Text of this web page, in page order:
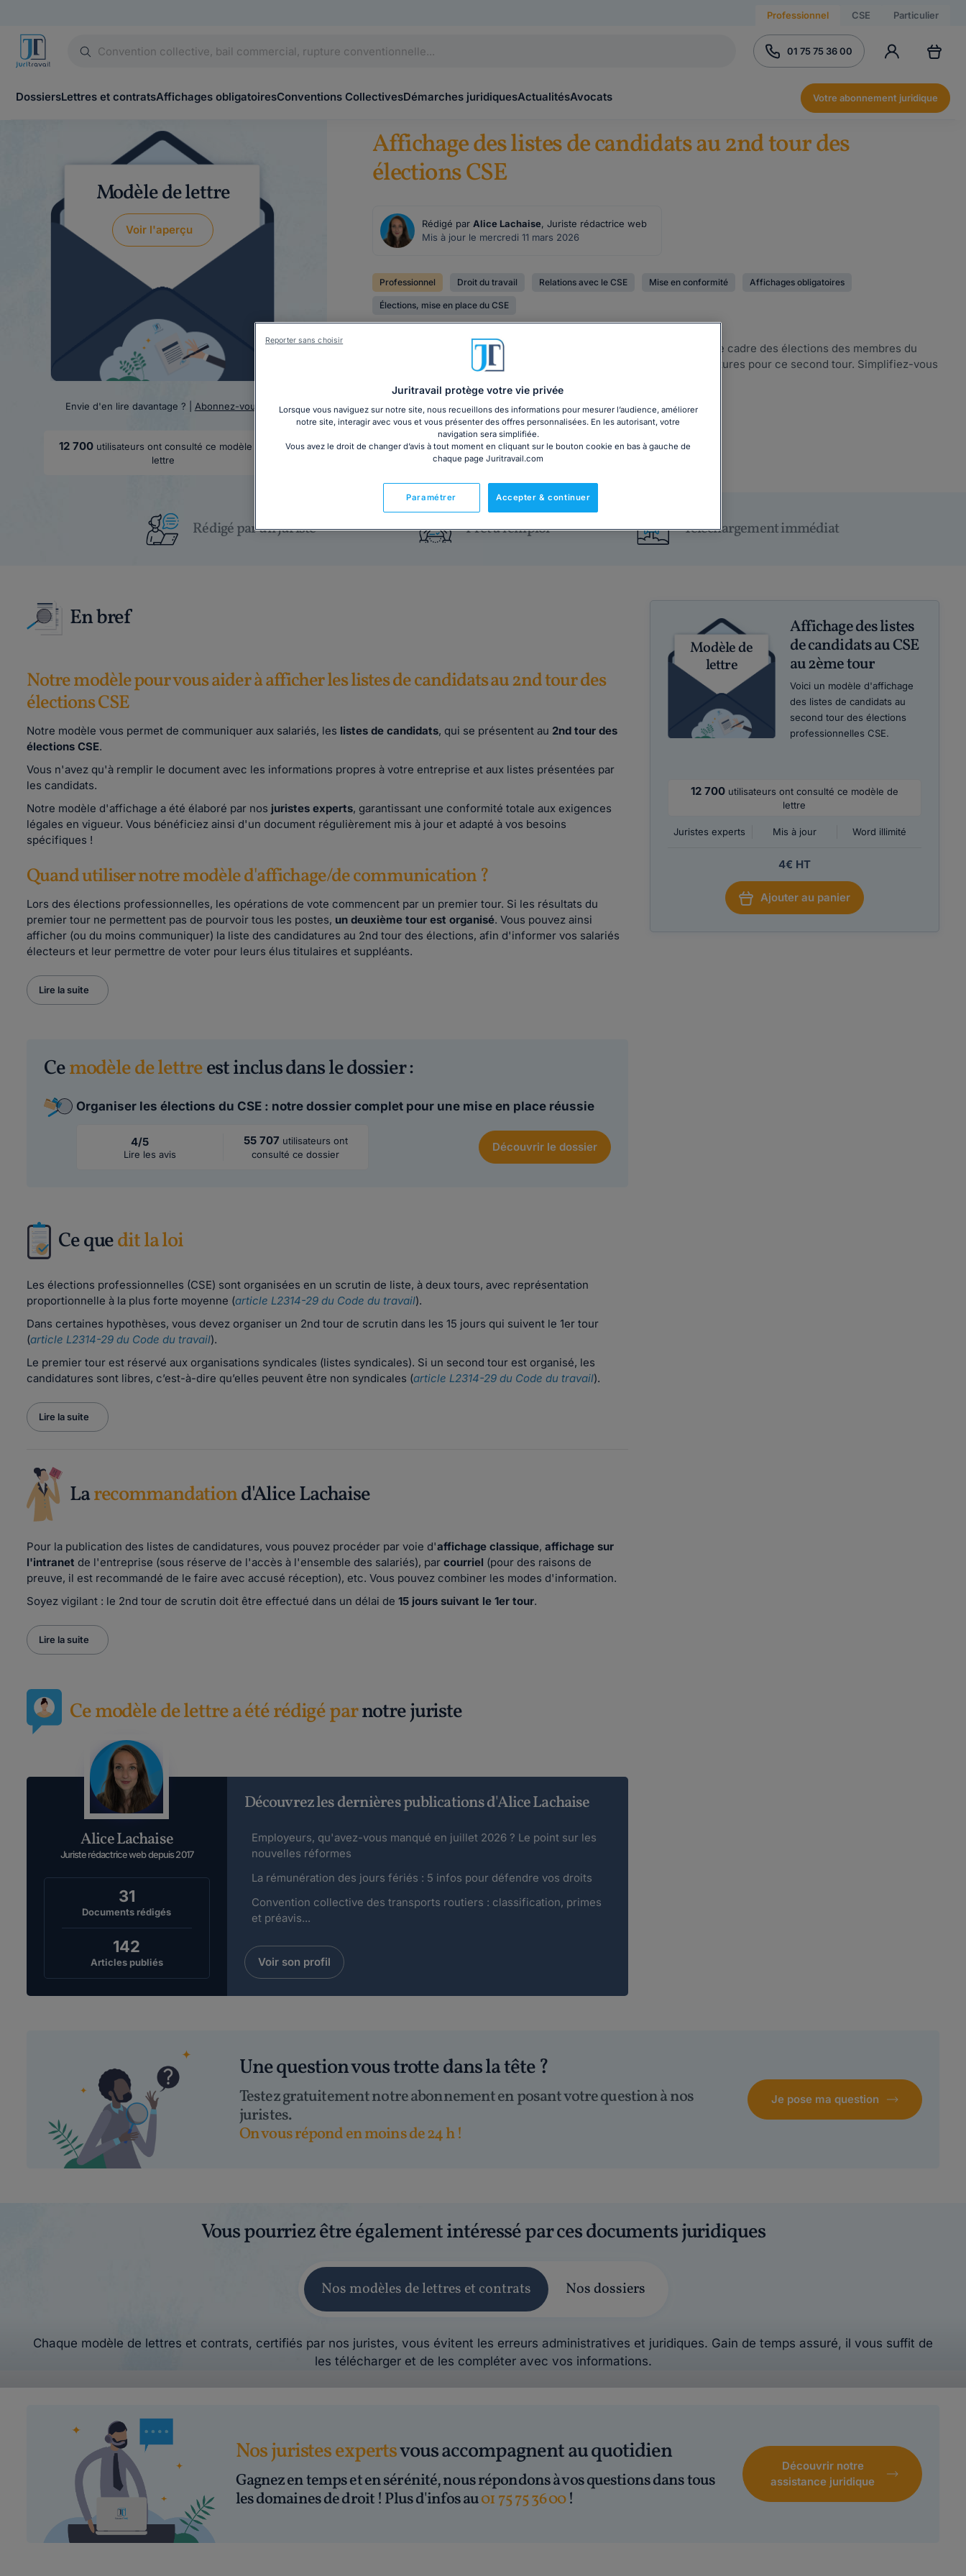
Professionnel CSE Particulier
01 75 75 36 00
DossiersLettres et contratsAffichages obligatoiresConventions CollectivesDémarches juridiquesActualitésAvocats Votre abonnement juridique
Modèle de lettre
Voir l'aperçu
Envie d'en lire davantage ? | Abonnez-vous
12 700 utilisateurs ont consulté ce modèle de
lettre
Affichage des listes de candidats au 2nd tour des
élections CSE
Rédigé par Alice Lachaise, Juriste rédactrice web
Mis à jour le mercredi 11 mars 2026
Professionnel Droit du travail Relations avec le CSE Mise en conformité Affichages obligatoires
Élections, mise en place du CSE
Un second tour a été rendu nécessaire dans votre entreprise dans le cadre des élections des membres du
CSE ? Il va être nécessaire que vous affichiez les listes des candidatures pour ce second tour. Simplifiez-vous
4€ HT Ajouter au panier
Rédigé par un juriste Prêt à l'emploi Téléchargement immédiat
En bref
Notre modèle pour vous aider à afficher les listes de candidats au 2nd tour des
élections CSE
Notre modèle vous permet de communiquer aux salariés, les listes de candidats, qui se présentent au 2nd tour des
élections CSE.
Vous n'avez qu'à remplir le document avec les informations propres à votre entreprise et aux listes présentées par
les candidats.
Notre modèle d'affichage a été élaboré par nos juristes experts, garantissant une conformité totale aux exigences
légales en vigueur. Vous bénéficiez ainsi d'un document régulièrement mis à jour et adapté à vos besoins
spécifiques !
Quand utiliser notre modèle d'affichage/de communication ?
Lors des élections professionnelles, les opérations de vote commencent par un premier tour. Si les résultats du
premier tour ne permettent pas de pourvoir tous les postes, un deuxième tour est organisé. Vous pouvez ainsi
afficher (ou du moins communiquer) la liste des candidatures au 2nd tour des élections, afin d'informer vos salariés
électeurs et leur permettre de voter pour leurs élus titulaires et suppléants.
Lire la suite
Cemodèle de lettreest inclus dans le dossier :
Organiser les élections du CSE : notre dossier complet pour une mise en place réussie
4/5
Lire les avis
55 707 utilisateurs ont
consulté ce dossier
Découvrirle dossier
Ce quedit la loi
Les élections professionnelles (CSE) sont organisées en un scrutin de liste, à deux tours, avec représentation
proportionnelle à la plus forte moyenne (article L2314-29 du Code du travail).
Dans certaines hypothèses, vous devez organiser un 2nd tour de scrutin dans les 15 jours qui suivent le 1er tour
(article L2314-29 du Code du travail).
Le premier tour est réservé aux organisations syndicales (listes syndicales). Si un second tour est organisé, les
candidatures sont libres, c’est-à-dire qu’elles peuvent être non syndicales (article L2314-29 du Code du travail).
Lire la suite
Larecommandationd'Alice Lachaise
Pour la publication des listes de candidatures, vous pouvez procéder par voie d'affichage classique, affichage sur
l'intranet de l'entreprise (sous réserve de l'accès à l'ensemble des salariés), par courriel (pour des raisons de
preuve, il est recommandé de le faire avec accusé réception), etc. Vous pouvez combiner les modes d'information.
Soyez vigilant : le 2nd tour de scrutin doit être effectué dans un délai de 15 jours suivant le 1er tour.
Lire la suite
Ce modèle de lettre a été rédigé parnotre juriste
Alice Lachaise
Juriste rédactrice web depuis 2017
31
Documents rédigés
142
Articles publiés
Découvrez les dernières publications d'Alice Lachaise
Employeurs, qu'avez-vous manqué en juillet 2026 ? Le point sur les
nouvelles réformes
La rémunération des jours fériés : 5 infos pour défendre vos droits
Convention collective des transports routiers : classification, primes
et préavis...
Voir son profil
Modèle de
lettre
Affichage des listes
de candidats au CSE
au 2ème tour
Voici un modèle d'affichage
des listes de candidats au
second tour des élections
professionnelles CSE.
12 700 utilisateurs ont consulté ce modèle de
lettre
Juristes experts Mis à jour Word illimité
4€ HT
Ajouter au panier
Une questionvous trotte dans la tête?
Testez gratuitement notre abonnement en posant votre question à nos
juristes.
On vous répond en moins de 24 h !
Je pose ma question
Vous pourriez être également intéressé par ces documents juridiques
Nos modèles de lettres et contrats Nos dossiers
Chaque modèle de lettres et contrats, certifiés par nos juristes, vous évitent les erreurs administratives et juridiques. Gain de temps assuré, il vous suffit de
les télécharger et de les compléter avec vos informations.
Nos juristes expertsvous accompagnent au quotidien
Gagnez en temps et en sérénité, nous répondons à vos questions dans tous
les domaines de droit ! Plus d'infos au01 75 75 36 00!
Découvrir notre
assistance juridique
Juritravail protège votre vie privée
Lorsque vous naviguez sur notre site, nous recueillons des informations pour mesurer l’audience, améliorer
notre site, interagir avec vous et vous présenter des offres personnalisées. En les autorisant, votre
navigation sera simplifiée.
Vous avez le droit de changer d’avis à tout moment en cliquant sur le bouton cookie en bas à gauche de
chaque page Juritravail.com
Accepter & continuer
Paramétrer
Reporter sans choisir